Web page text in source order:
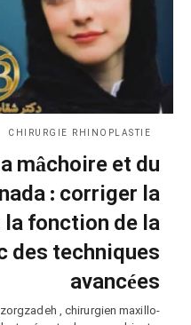
CHIRURGIE RHINOPLASTIE
mâchoire et du
: corriger la
fonction de la
des techniques
avancées
, chirurgien maxillo-